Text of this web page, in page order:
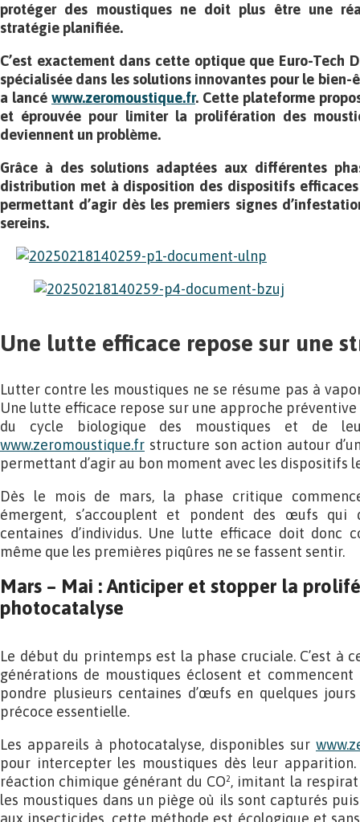
protéger des moustiques ne doit plus être une
stratégie planifiée.
C’est exactement dans cette optique que Euro-Tech
spécialisée dans les solutions innovantes pour le
a lancé www.zeromoustique.fr. Cette plateforme
et éprouvée pour limiter la prolifération des
deviennent un problème.
Grâce à des solutions adaptées aux différentes
distribution met à disposition des dispositifs
permettant d’agir dès les premiers signes
sereins.
Une lutte efficace repose sur une
Lutter contre les moustiques ne se résume pas à
Une lutte efficace repose sur une approche
du cycle biologique des moustiques et de
www.zeromoustique.fr structure son action autour
permettant d’agir au bon moment avec les dispositifs
Dès le mois de mars, la phase critique
émergent, s’accouplent et pondent des œufs qui
centaines d’individus. Une lutte efficace doit donc
même que les premières piqûres ne se fassent sentir.
Mars – Mai : Anticiper et stopper la
photocatalyse
Le début du printemps est la phase cruciale. C’est à
générations de moustiques éclosent et
pondre plusieurs centaines d’œufs en quelques
précoce essentielle.
Les appareils à photocatalyse, disponibles sur
pour intercepter les moustiques dès leur
réaction chimique générant du CO², imitant la
les moustiques dans un piège où ils sont capturés
aux insecticides, cette méthode est écologique et